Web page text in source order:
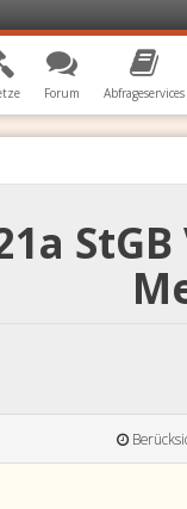
Forum Abfrageservices